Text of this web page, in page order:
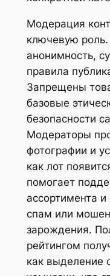
Модерация
ключевую
анонимность,
правила
Запрещены
базовые
безопасности
Модераторы
фотографии и
как лот
помогает
ассортимента и
спам или
зарождения.
рейтингом
как выделение